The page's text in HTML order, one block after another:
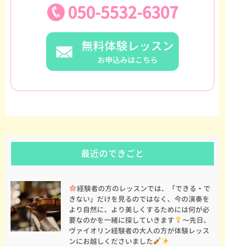
050-5532-6307
無料体験レッスン
お申込みはこちら
最近のできごと
経験者の方のレッスンでは、「できる・で
きない」だけを見るのではなく、今の演奏を
より自然に、より美しくするためには何が必
要なのかを一緒に探していきます
〜先日、
ヴァイオリン経験者の大人の方が体験レッス
ンにお越しくださいました